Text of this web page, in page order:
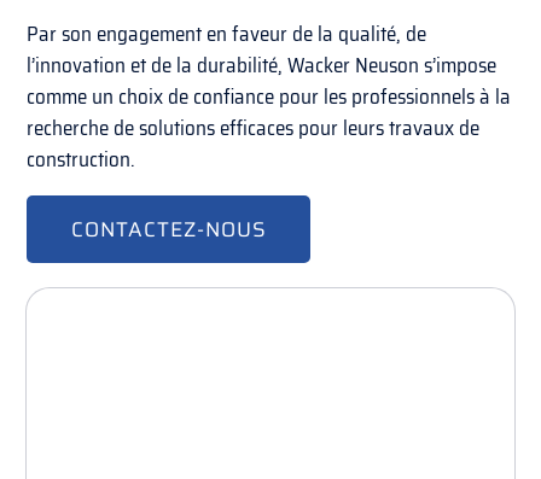
Par son engagement en faveur de la qualité, de
l’innovation et de la durabilité, Wacker Neuson s’impose
comme un choix de confiance pour les professionnels à la
recherche de solutions efficaces pour leurs travaux de
construction.
CONTACTEZ-NOUS